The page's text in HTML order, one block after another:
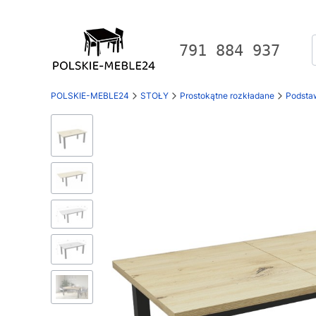
791 884 937
POLSKIE-MEBLE24 STOŁY Prostokątne rozkładane